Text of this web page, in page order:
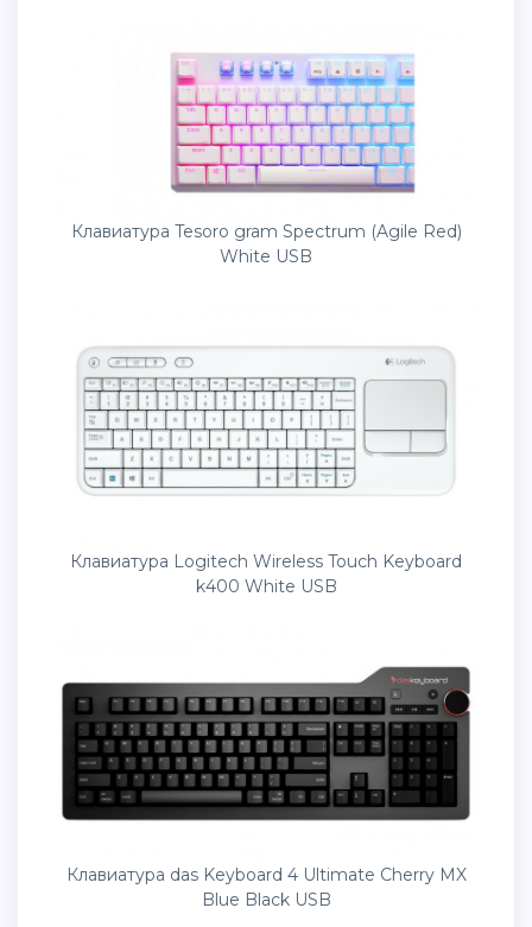
Клавиатура Tesoro gram Spectrum (Agile Red)
White USB
Клавиатура Logitech Wireless Touch Keyboard
k400 White USB
Клавиатура das Keyboard 4 Ultimate Cherry MX
Blue Black USB